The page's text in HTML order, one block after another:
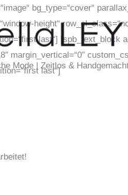
Mode | Zeitlos &
bg_type=“cover“
height“
last“] [spb_text_block
margin_vertical=“0″
last“]